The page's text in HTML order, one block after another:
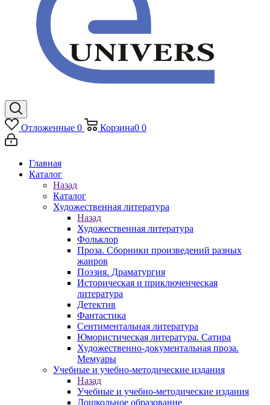
Отложенные 0 Корзина0 0
Главная
Каталог
Назад
Каталог
Художественная литература
Назад
Художественная литература
Фольклор
Проза. Сборники произведений разных
жанров
Поэзия. Драматургия
Историческая и приключенческая
литература
Детектив
Фантастика
Сентиментальная литература
Юмористическая литература. Сатира
Художественно-документальная проза.
Мемуары
Учебные и учебно-методические издания
Назад
Учебные и учебно-методические издания
Дошкольное образование